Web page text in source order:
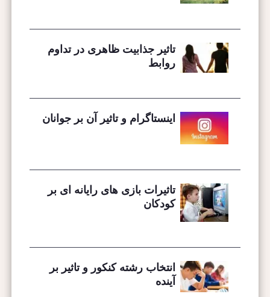
تاثیر جذابیت ظاهری در تداوم
روابط
اینستاگرام و تاثیر آن بر جوانان
تاثیرات بازی های رایانه ای بر
کودکان
انتخاب رشته کنکور و تاثیر بر
آینده